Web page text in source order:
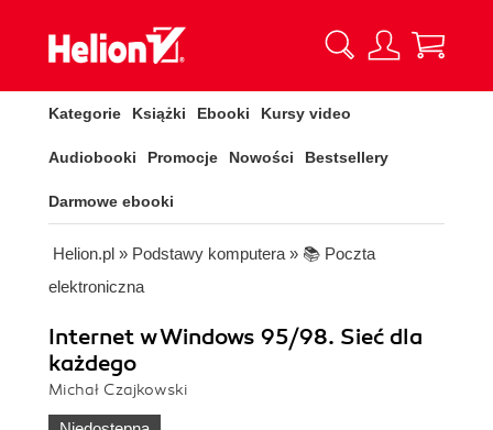
Kategorie Książki Ebooki Kursy video
Audiobooki Promocje Nowości Bestsellery
Darmowe ebooki
Helion.pl » Podstawy komputera » 📚 Poczta
elektroniczna
Internet w Windows 95/98. Sieć dla
każdego
Michał Czajkowski